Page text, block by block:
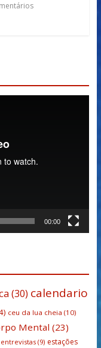
00:00
(30) calendario
ceu da lua cheia (10)
Mental (23)
entrevistas(9) estações